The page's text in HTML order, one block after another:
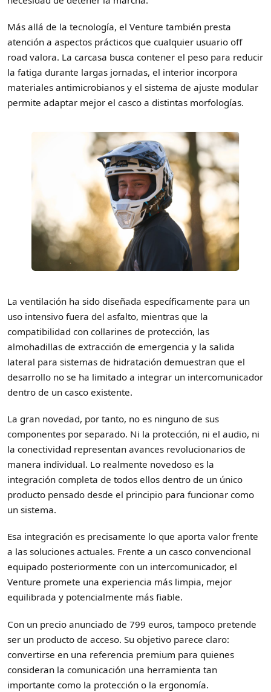
Más allá de la tecnología, el Venture también presta
atención a aspectos prácticos que cualquier usuario off
road valora. La carcasa busca contener el peso para reducir
la fatiga durante largas jornadas, el interior incorpora
materiales antimicrobianos y el sistema de ajuste modular
permite adaptar mejor el casco a distintas morfologías.
La ventilación ha sido diseñada específicamente para un
uso intensivo fuera del asfalto, mientras que la
compatibilidad con collarines de protección, las
almohadillas de extracción de emergencia y la salida
lateral para sistemas de hidratación demuestran que el
desarrollo no se ha limitado a integrar un intercomunicador
dentro de un casco existente.
La gran novedad, por tanto, no es ninguno de sus
componentes por separado. Ni la protección, ni el audio, ni
la conectividad representan avances revolucionarios de
manera individual. Lo realmente novedoso es la
integración completa de todos ellos dentro de un único
producto pensado desde el principio para funcionar como
un sistema.
Esa integración es precisamente lo que aporta valor frente
a las soluciones actuales. Frente a un casco convencional
equipado posteriormente con un intercomunicador, el
Venture promete una experiencia más limpia, mejor
equilibrada y potencialmente más fiable.
Con un precio anunciado de 799 euros, tampoco pretende
ser un producto de acceso. Su objetivo parece claro:
convertirse en una referencia premium para quienes
consideran la comunicación una herramienta tan
importante como la protección o la ergonomía.